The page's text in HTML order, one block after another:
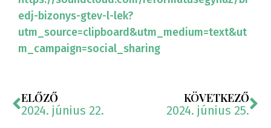
edj-bizonys-gtev-l-lek?
utm_source=clipboard&utm_medium=text&ut
m_campaign=social_sharing
ELŐZŐ
2024. június 22.
KÖVETKEZŐ
2024. június 25.